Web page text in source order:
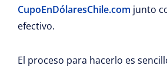
CupoEnDólaresChile.com junto
efectivo.
El proceso para hacerlo es